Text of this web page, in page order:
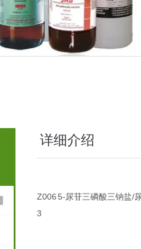
详细介绍
Z006
3
5-尿苷三磷酸三钠盐/